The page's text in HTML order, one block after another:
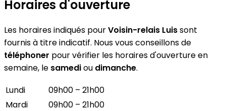
Horaires d'ouverture
Les horaires indiqués pourVoisin-relais Luissont
fournis à titre indicatif. Nous vous conseillons de
téléphoner pour vérifier les horaires d'ouverture en
semaine, le samediou dimanche.
Lundi
09h00 – 21h00
Mardi
09h00 – 21h00